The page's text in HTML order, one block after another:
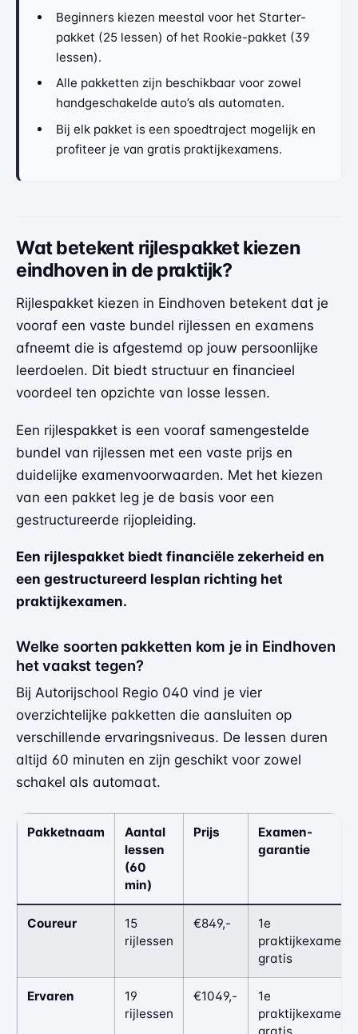
Beginners kiezen meestal voor het Starter-
pakket (25 lessen) of het Rookie-pakket (39
lessen).
Alle pakketten zijn beschikbaar voor zowel
handgeschakelde auto’s als automaten.
Bij elk pakket is een spoedtraject mogelijk en
profiteer je van gratis praktijkexamens.
Wat betekent rijlespakket kiezen
eindhoven in de praktijk?
Rijlespakket kiezen in Eindhoven betekent dat je
vooraf een vaste bundel rijlessen en examens
afneemt die is afgestemd op jouw persoonlijke
leerdoelen. Dit biedt structuur en financieel
voordeel ten opzichte van losse lessen.
Een rijlespakket is een vooraf samengestelde
bundel van rijlessen met een vaste prijs en
duidelijke examenvoorwaarden. Met het kiezen
van een pakket leg je de basis voor een
gestructureerde rijopleiding.
Een rijlespakket biedt financiële zekerheid en
een gestructureerd lesplan richting het
praktijkexamen.
Welke soorten pakketten kom je in Eindhoven
het vaakst tegen?
Bij Autorijschool Regio 040 vind je vier
overzichtelijke pakketten die aansluiten op
verschillende ervaringsniveaus. De lessen duren
altijd 60 minuten en zijn geschikt voor zowel
schakel als automaat.
Pakketnaam
Aantal
lessen
(60
min)
Prijs
Examen-
garantie
Coureur
15
rijlessen
€849,-
1e
praktijkexamen
gratis
Ervaren
19
rijlessen
€1049,-
1e
praktijkexamen
gratis